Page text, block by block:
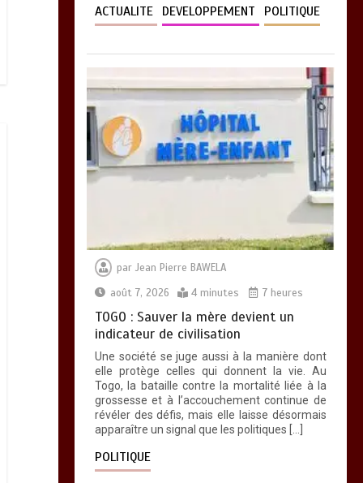
ACTUALITE DEVELOPPEMENT POLITIQUE
par Jean Pierre BAWELA
août 7, 2026
4 minutes 7 heures
TOGO : Sauver la mère devient un
indicateur de civilisation
Une société se juge aussi à la manière dont
elle protège celles qui donnent la vie. Au
Togo, la bataille contre la mortalité liée à la
grossesse et à l’accouchement continue de
révéler des défis, mais elle laisse désormais
apparaître un signal que les politiques […]
POLITIQUE